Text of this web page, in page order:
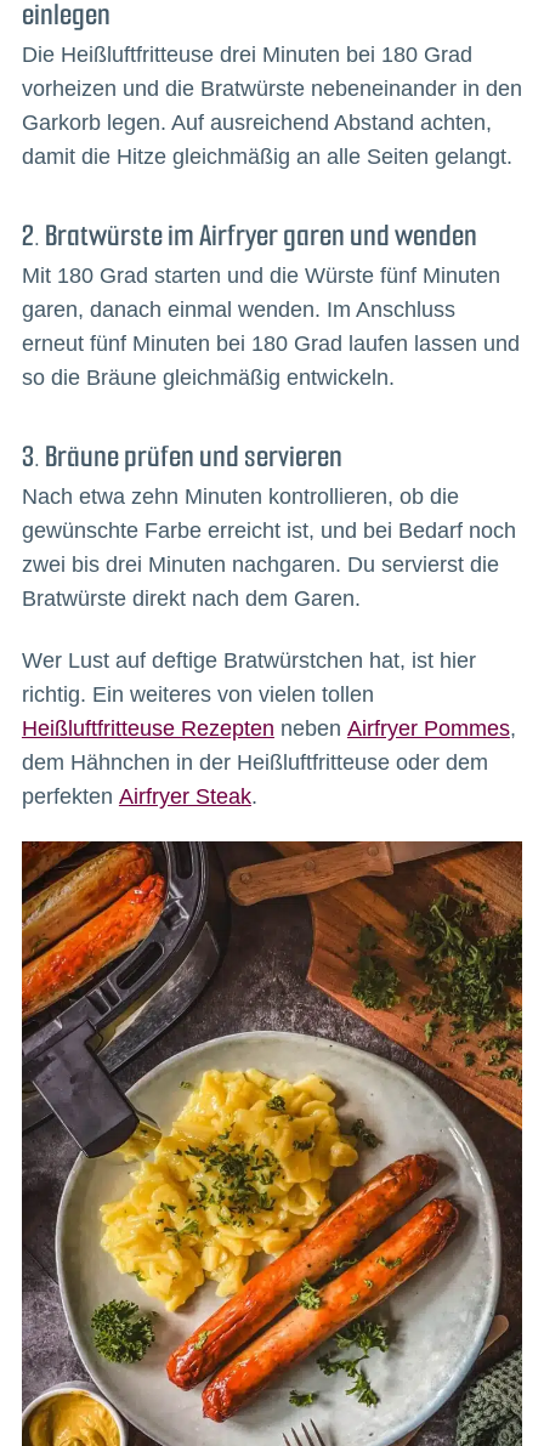
einlegen
Die Heißluftfritteuse drei Minuten bei 180 Grad
vorheizen und die Bratwürste nebeneinander in den
Garkorb legen. Auf ausreichend Abstand achten,
damit die Hitze gleichmäßig an alle Seiten gelangt.
2. Bratwürste im Airfryer garen und wenden
Mit 180 Grad starten und die Würste fünf Minuten
garen, danach einmal wenden. Im Anschluss
erneut fünf Minuten bei 180 Grad laufen lassen und
so die Bräune gleichmäßig entwickeln.
3. Bräune prüfen und servieren
Nach etwa zehn Minuten kontrollieren, ob die
gewünschte Farbe erreicht ist, und bei Bedarf noch
zwei bis drei Minuten nachgaren. Du servierst die
Bratwürste direkt nach dem Garen.
Wer Lust auf deftige Bratwürstchen hat, ist hier
richtig. Ein weiteres von vielen tollen
Heißluftfritteuse Rezepten neben Airfryer Pommes,
dem Hähnchen in der Heißluftfritteuse oder dem
perfekten Airfryer Steak.